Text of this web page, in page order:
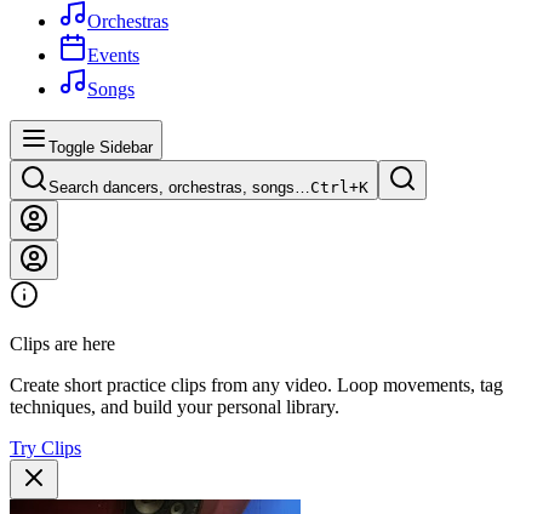
Orchestras
Events
Songs
Toggle Sidebar
Search dancers, orchestras, songs…Ctrl+K
Clips are here
Create short practice clips from any video. Loop movements, tag
techniques, and build your personal library.
Try Clips